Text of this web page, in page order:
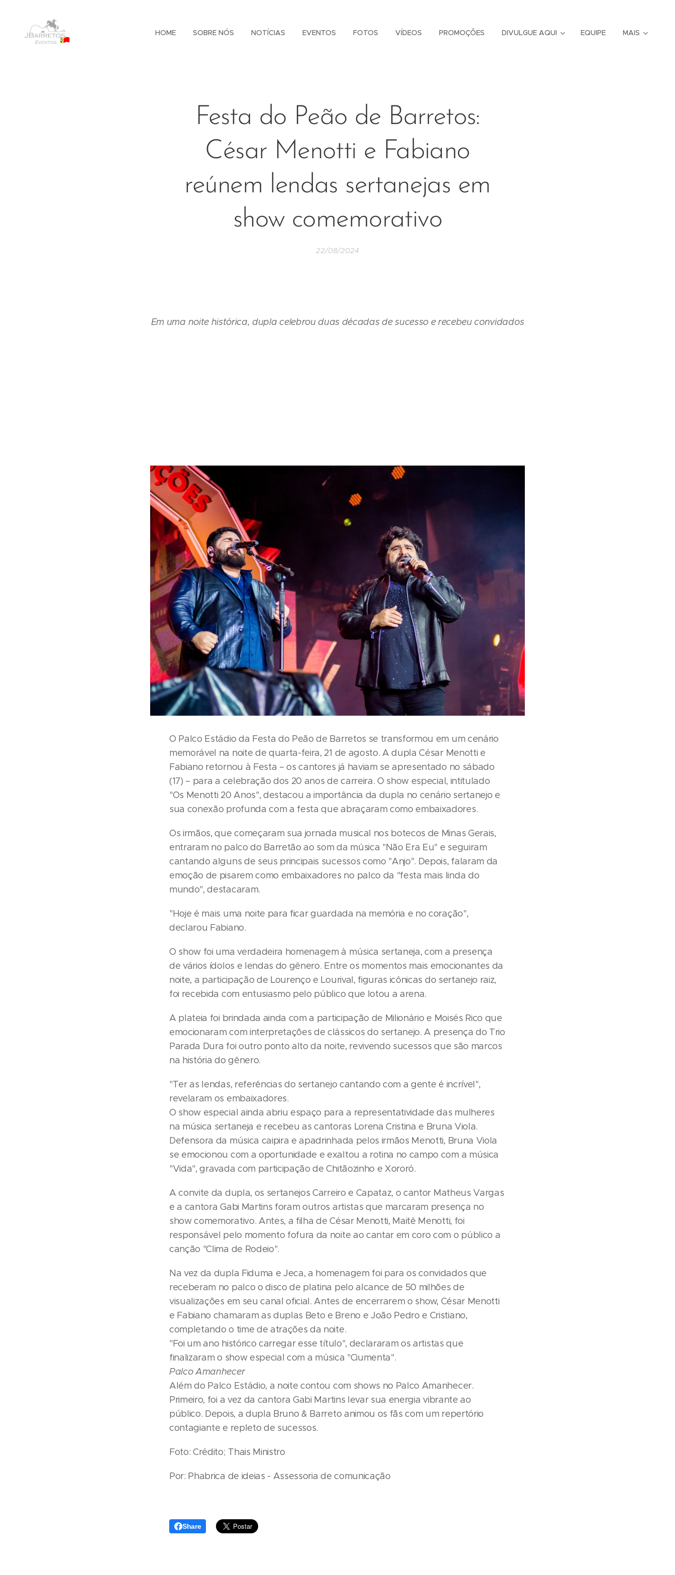
HOME SOBRE NÓS NOTÍCIAS EVENTOS FOTOS VÍDEOS PROMOÇÕES DIVULGUE AQUI EQUIPE MAIS
Festa do Peão de Barretos:
César Menotti e Fabiano
reúnem lendas sertanejas em
show comemorativo
22/08/2024
Em uma noite histórica, dupla celebrou duas décadas de sucesso e recebeu convidados
O Palco Estádio da Festa do Peão de Barretos se transformou em um cenário
memorável na noite de quarta-feira, 21 de agosto. A dupla César Menotti e
Fabiano retornou à Festa – os cantores já haviam se apresentado no sábado
(17) – para a celebração dos 20 anos de carreira. O show especial, intitulado
"Os Menotti 20 Anos", destacou a importância da dupla no cenário sertanejo e
sua conexão profunda com a festa que abraçaram como embaixadores.
Os irmãos, que começaram sua jornada musical nos botecos de Minas Gerais,
entraram no palco do Barretão ao som da música "Não Era Eu" e seguiram
cantando alguns de seus principais sucessos como "Anjo". Depois, falaram da
emoção de pisarem como embaixadores no palco da "festa mais linda do
mundo", destacaram.
"Hoje é mais uma noite para ficar guardada na memória e no coração",
declarou Fabiano.
O show foi uma verdadeira homenagem à música sertaneja, com a presença
de vários ídolos e lendas do gênero. Entre os momentos mais emocionantes da
noite, a participação de Lourenço e Lourival, figuras icônicas do sertanejo raiz,
foi recebida com entusiasmo pelo público que lotou a arena.
A plateia foi brindada ainda com a participação de Milionário e Moisés Rico que
emocionaram com interpretações de clássicos do sertanejo. A presença do Trio
Parada Dura foi outro ponto alto da noite, revivendo sucessos que são marcos
na história do gênero.
"Ter as lendas, referências do sertanejo cantando com a gente é incrível",
revelaram os embaixadores.
O show especial ainda abriu espaço para a representatividade das mulheres
na música sertaneja e recebeu as cantoras Lorena Cristina e Bruna Viola.
Defensora da música caipira e apadrinhada pelos irmãos Menotti, Bruna Viola
se emocionou com a oportunidade e exaltou a rotina no campo com a música
"Vida", gravada com participação de Chitãozinho e Xororó.
A convite da dupla, os sertanejos Carreiro e Capataz, o cantor Matheus Vargas
e a cantora Gabi Martins foram outros artistas que marcaram presença no
show comemorativo. Antes, a filha de César Menotti, Maitê Menotti, foi
responsável pelo momento fofura da noite ao cantar em coro com o público a
canção "Clima de Rodeio".
Na vez da dupla Fiduma e Jeca, a homenagem foi para os convidados que
receberam no palco o disco de platina pelo alcance de 50 milhões de
visualizações em seu canal oficial. Antes de encerrarem o show, César Menotti
e Fabiano chamaram as duplas Beto e Breno e João Pedro e Cristiano,
completando o time de atrações da noite.
"Foi um ano histórico carregar esse título", declararam os artistas que
finalizaram o show especial com a música "Ciumenta".
Palco Amanhecer
Além do Palco Estádio, a noite contou com shows no Palco Amanhecer.
Primeiro, foi a vez da cantora Gabi Martins levar sua energia vibrante ao
público. Depois, a dupla Bruno & Barreto animou os fãs com um repertório
contagiante e repleto de sucessos.
Foto: Crédito; Thais Ministro
Por: Phabrica de ideias - Assessoria de comunicação
Share